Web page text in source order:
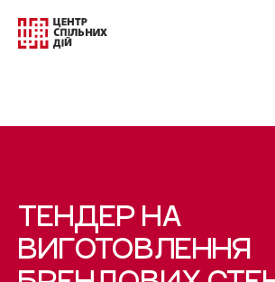
ТЕНДЕР НА
ВИГОТОВЛЕННЯ